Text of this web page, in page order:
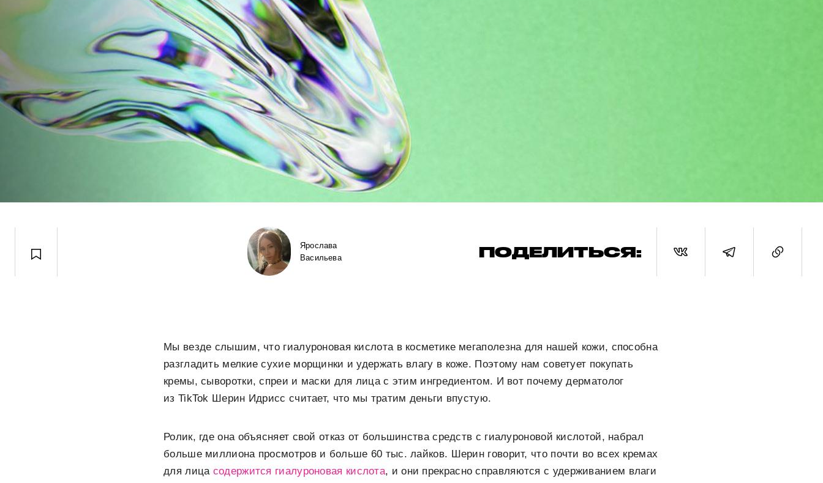
Ярослава
Васильева
ПОДЕЛИТЬСЯ:
Мы везде слышим, что гиалуроновая кислота в косметике мегаполезна для нашей кожи, способна
разгладить мелкие сухие морщинки и удержать влагу в коже. Поэтому нам советует покупать
кремы, сыворотки, спреи и маски для лица с этим ингредиентом. И вот почему дерматолог
из TikTok Шерин Идрисс считает, что мы тратим деньги впустую.
Ролик, где она объясняет свой отказ от большинства средств с гиалуроновой кислотой, набрал
больше миллиона просмотров и больше 60 тыс. лайков. Шерин говорит, что почти во всех кремах
для лица содержится гиалуроновая кислота, и они прекрасно справляются с удерживанием влаги